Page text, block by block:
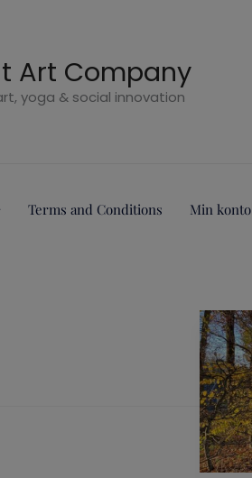
Art Company
yoga & social innovation
Terms and Conditions Min konto